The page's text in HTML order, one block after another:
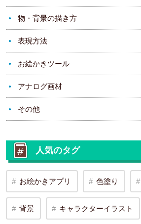
物・背景の描き方
表現方法
お絵かきツール
アナログ画材
その他
人気のタグ
お絵かきアプリ 色塗り
背景 キャラクターイラスト